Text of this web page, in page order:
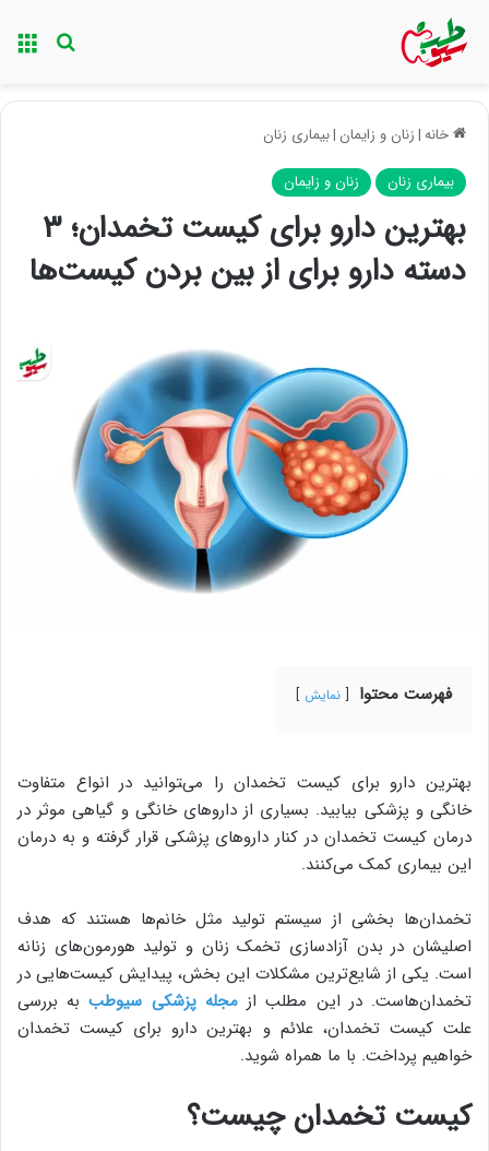
خانه|زنان و زایمان |بیماری زنان
بیماری زنان زنان و زایمان
بهترین دارو برای کیست تخمدان؛ ۳
دسته دارو برای از بین بردن کیست‌ها
فهرست محتوا نمایش
بهترین دارو برای کیست تخمدان را می‌‍توانید در انواع متفاوت
خانگی و پزشکی بیابید. بسیاری از داروهای خانگی و گیاهی موثر در
درمان کیست تخمدان در کنار داروهای پزشکی قرار گرفته و به درمان
این بیماری کمک می‌کنند.
تخمدان‌ها بخشی از سیستم تولید مثل خانم‌ها هستند که هدف
اصلیشان در بدن آزادسازی تخمک زنان و تولید هورمون‌های زنانه
است. یکی از شایع‌ترین مشکلات این بخش، پیدایش کیست‌هایی در
تخمدان‌هاست. در این مطلب ازمجله پزشکی سیوطببه بررسی
علت کیست تخمدان، علائم و بهترین دارو برای کیست تخمدان
خواهیم پرداخت. با ما همراه شوید.
کیست تخمدان چیست؟